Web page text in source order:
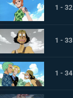
1 - 32
1 - 33
1 - 34